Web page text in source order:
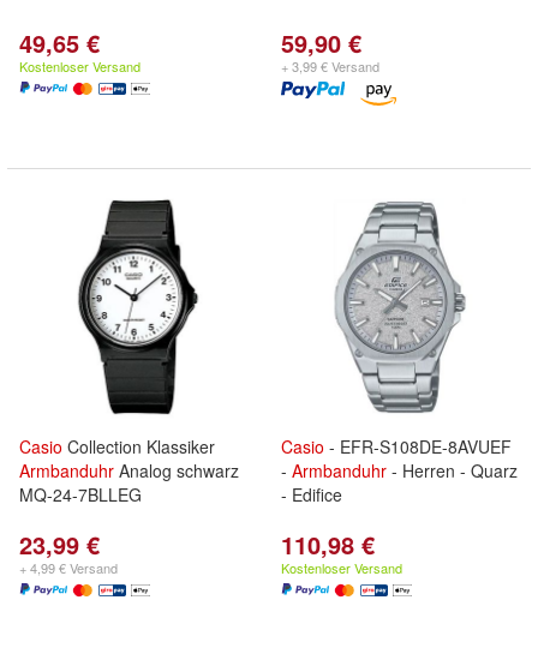
49,65 €
Kostenloser Versand
59,90 €
+ 3,99 € Versand
Casio Collection Klassiker
Armbanduhr Analog schwarz
MQ-24-7BLLEG
23,99 €
+ 4,99 € Versand
Casio - EFR-S108DE-8AVUEF
- Armbanduhr - Herren - Quarz
- Edifice
110,98 €
Kostenloser Versand